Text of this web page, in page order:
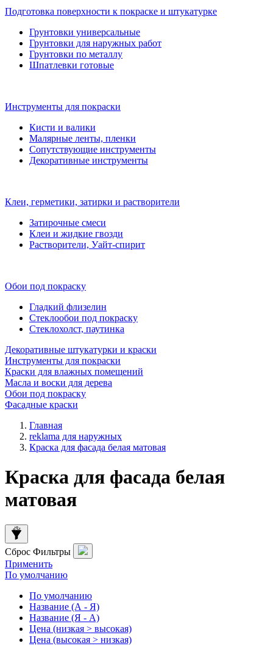
Подготовка поверхности к покраске и штукатурке
Грунтовки универсальные
Грунтовки для наружных работ
Грунтовки по металлу
Шпатлевки готовые
Инструменты для покраски
Кисти и валики
Малярные ленты, пленки
Сопутствующие инструменты
Декоративные инструменты
Клеи, герметики, затирки и растворители
Затирочные смеси
Клеи и жидкие гвозди
Растворители, Уайт-спирит
Обои под покраску
Гладкий флизелин
Стеклообои под покраску
Стеклохолст, паутинка
Декоративные штукатурки и краски
Инструменты для покраски
Краски для влажных помещений
Масла и воски для дерева
Обои под покраску
Фасадные краски
Главная
reklama для наружных
Краска для фасада белая матовая
Краска для фасада белая
матовая
Сброс Фильтры
Применить
По умолчанию
По умолчанию
Название (А - Я)
Название (Я - А)
Цена (низкая > высокая)
Цена (высокая > низкая)